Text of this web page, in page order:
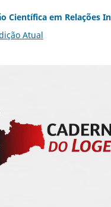
Científica em Relações
Atual